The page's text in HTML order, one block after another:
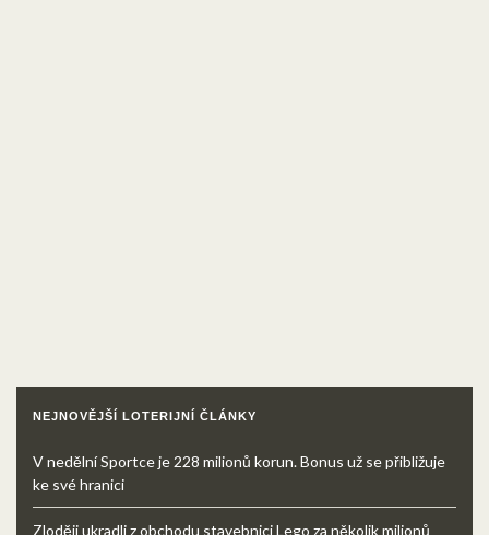
NEJNOVĚJŠÍ LOTERIJNÍ ČLÁNKY
V nedělní Sportce je 228 milionů korun. Bonus už se přibližuje
ke své hranici
Zloději ukradli z obchodu stavebnici Lego za několik milionů